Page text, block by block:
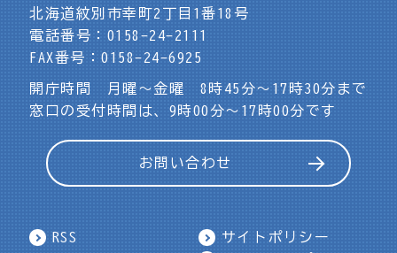
北海道紋別市幸町2丁目1番18号
電話番号：0158-24-2111
FAX番号：0158-24-6925
開庁時間 月曜～金曜 8時45分～17時30分まで
窓口の受付時間は、9時00分～17時00分です
お問い合わせ
RSS
サイトポリシー